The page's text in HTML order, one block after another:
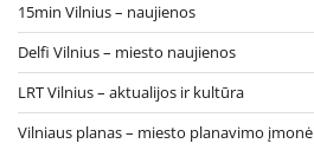
15min Vilnius – naujienos
Delfi Vilnius – miesto naujienos
LRT Vilnius – aktualijos ir kultūra
Vilniaus planas – miesto planavimo įmonė